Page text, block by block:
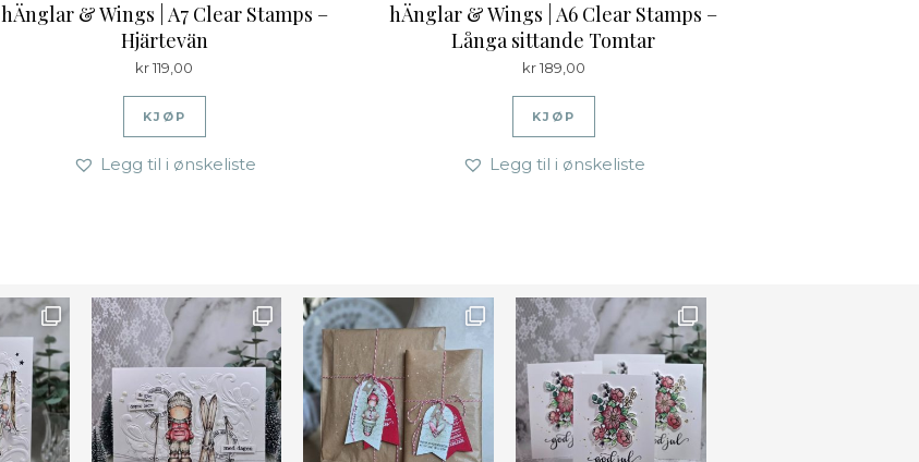
hÄnglar & Wings | A7 Clear Stamps –
Hjärtevän
kr119,00
KJØP
Legg til i ønskeliste
hÄnglar & Wings | A6 Clear Stamps –
Långa sittande Tomtar
kr189,00
KJØP
Legg til i ønskeliste
Farge